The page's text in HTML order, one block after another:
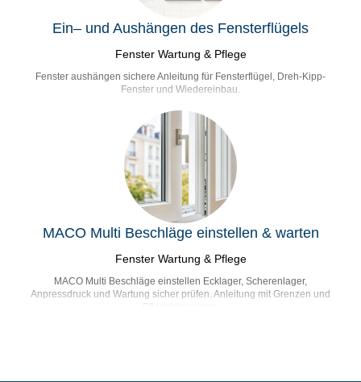
Ein– und Aushängen des Fensterflügels
Fenster Wartung & Pflege
Fenster aushängen sichere Anleitung für Fensterflügel, Dreh-Kipp-
Fenster und Wiedereinbau.
MACO Multi Beschläge einstellen & warten
Fenster Wartung & Pflege
MACO Multi Beschläge einstellen Ecklager, Scherenlager,
Anpressdruck und Wartung sicher prüfen. Anleitung mit Grenzen und
Pflegehinweisen.